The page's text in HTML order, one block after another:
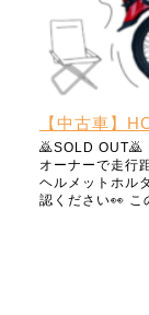
【中古車】
🙇SOLD
オーナーで走行
ヘルメットホル
認ください👀